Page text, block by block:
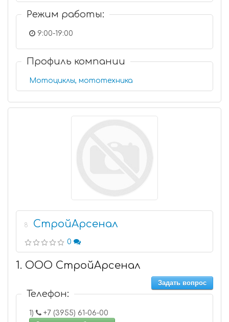
Режим работы:
9:00-19:00
Профиль компании
Мотоциклы, мототехника
8 СтройАрсенал
0
1. ООО СтройАрсенал
Задать вопрос
Телефон:
1)
+7 (3955) 61-06-00